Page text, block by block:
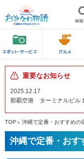
重要なお知らせ
2025.12.17
那覇空港 ターミナルビル
TOP 沖縄で定番・おすすめの
沖縄で定番・おす